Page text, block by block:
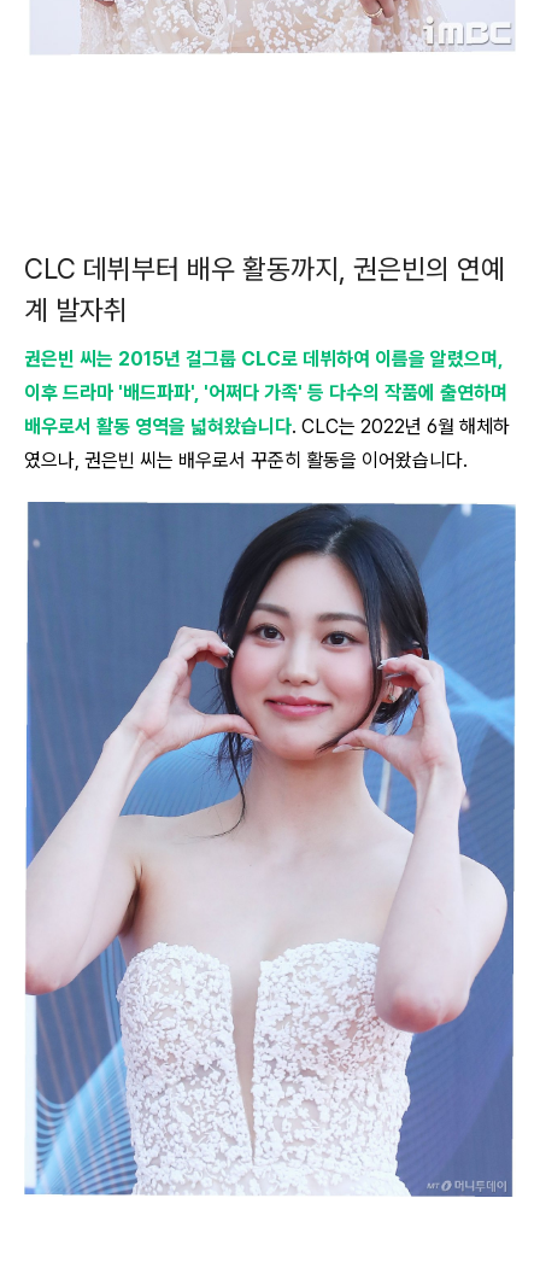
CLC 데뷔부터 배우 활동까지, 권은빈의 연예
계 발자취
권은빈 씨는 2015년 걸그룹 CLC로 데뷔하여 이름을 알렸으며,
이후 드라마 '배드파파', '어쩌다 가족' 등 다수의 작품에 출연하며
배우로서 활동 영역을 넓혀왔습니다. CLC는 2022년 6월 해체하
였으나, 권은빈 씨는 배우로서 꾸준히 활동을 이어왔습니다.